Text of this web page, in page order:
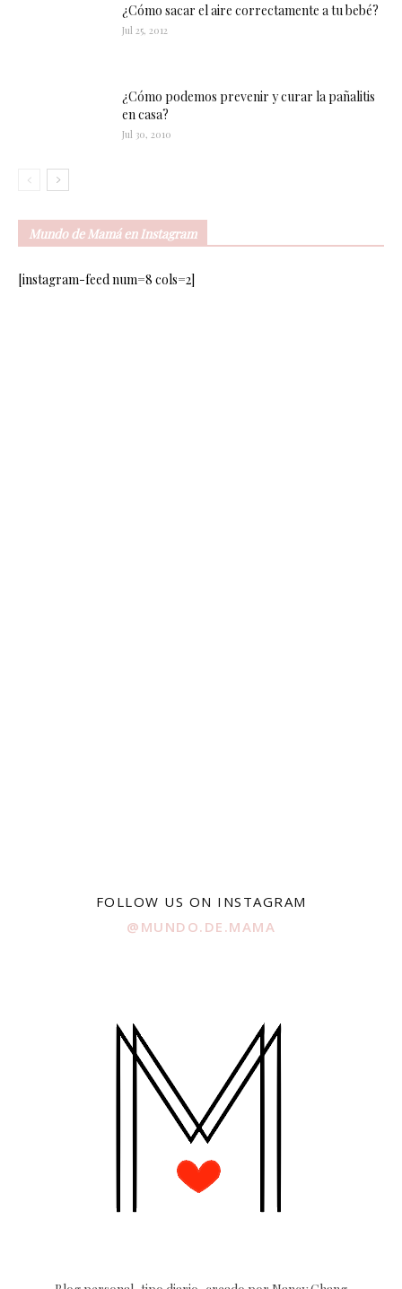
¿Cómo sacar el aire correctamente a tu bebé?
Jul 25, 2012
¿Cómo podemos prevenir y curar la pañalitis
en casa?
Jul 30, 2010
Mundo de Mamá en Instagram
[instagram-feed num=8 cols=2]
FOLLOW US ON INSTAGRAM
@MUNDO.DE.MAMA